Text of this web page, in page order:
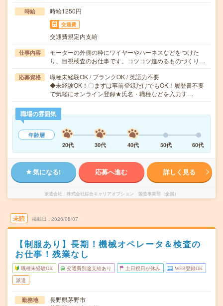
時給 時給1250円
交通費
交通費規定内支給
仕事内容
モーターの外側の枠にワイヤーやハーネスなどをつけた
り、目視検査のお仕事です。コツコツ進めるものづくり…
応募資格
職種未経験OK / ブランクOK / 英語力不要
◆未経験OK！〇まずは事前登録だけでもOK！履歴書不要
で気軽にオンライン登録★氏名・職種などを入力す…
職場の雰囲気
年齢層
20代
30代 40代 50代 60代
気になる! 応募へ進む 詳しく見る
派遣会社 株式会社綜合キャリアオプション 製造事業部（全国）
未読 掲載日 2026/08/07
【制服あり】長期！機械オペレータ＆検査の
お仕事！残業なし
職種未経験OK 交通費別途支給あり 土日祝日が休み WEB登録OK
派遣
勤務地
長野県茅野市